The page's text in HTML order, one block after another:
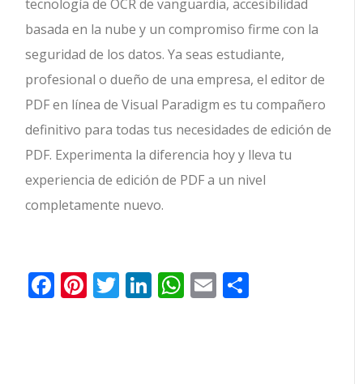
tecnología de OCR de vanguardia, accesibilidad
basada en la nube y un compromiso firme con la
seguridad de los datos. Ya seas estudiante,
profesional o dueño de una empresa, el editor de
PDF en línea de Visual Paradigm es tu compañero
definitivo para todas tus necesidades de edición de
PDF. Experimenta la diferencia hoy y lleva tu
experiencia de edición de PDF a un nivel
completamente nuevo.
Facebook
Pinterest
Twitter
LinkedIn
WhatsApp
Email